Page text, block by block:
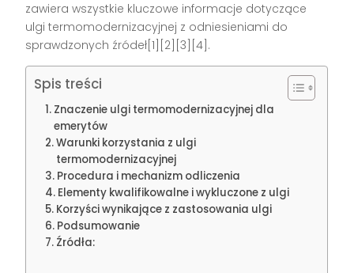
zawiera wszystkie kluczowe informacje dotyczące
ulgi termomodernizacyjnej z odniesieniami do
sprawdzonych źródeł[1][2][3][4].
Spis treści
Znaczenie ulgi termomodernizacyjnej dla
emerytów
Warunki korzystania z ulgi
termomodernizacyjnej
Procedura i mechanizm odliczenia
Elementy kwalifikowalne i wykluczone z ulgi
Korzyści wynikające z zastosowania ulgi
Podsumowanie
Źródła: